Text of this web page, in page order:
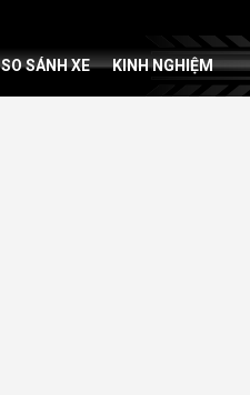
SO SÁNH XE KINH NGHIỆM